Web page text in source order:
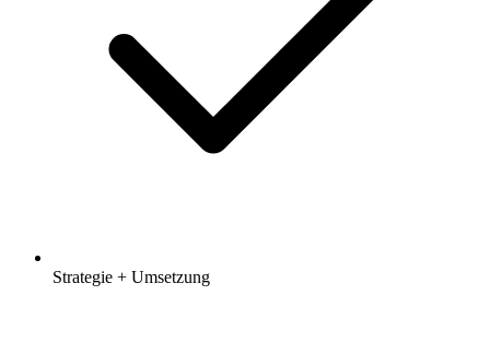
Strategie + Umsetzung